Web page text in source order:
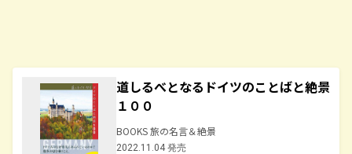
道しるべとなるドイツのことばと絶景
１００
BOOKS 旅の名言＆絶景
2022.11.04 発売